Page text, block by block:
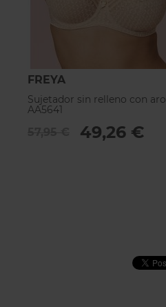
FREYA
Sujetador sin relleno con
AA5641
49,26 €